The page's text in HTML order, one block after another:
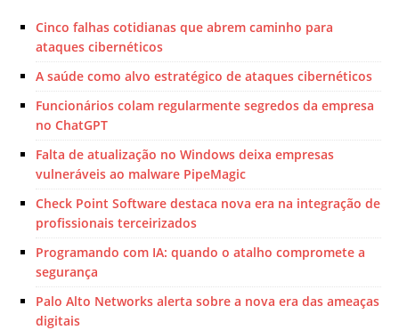
Cinco falhas cotidianas que abrem caminho para
ataques cibernéticos
A saúde como alvo estratégico de ataques cibernéticos
Funcionários colam regularmente segredos da empresa
no ChatGPT
Falta de atualização no Windows deixa empresas
vulneráveis ao malware PipeMagic
Check Point Software destaca nova era na integração de
profissionais terceirizados
Programando com IA: quando o atalho compromete a
segurança
Palo Alto Networks alerta sobre a nova era das ameaças
digitais